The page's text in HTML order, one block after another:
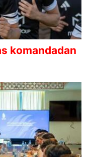
komandadan